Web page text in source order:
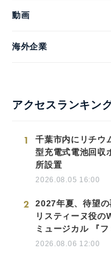
動画
海外企業
アクセスランキン
1
千葉市内にリチウ
型充電式電池回収
所設置
2026.08.05 16:00
2
2027年夏、待望
リスティーヌ役の
ミュージカル 『フ
2026.08.06 12:00